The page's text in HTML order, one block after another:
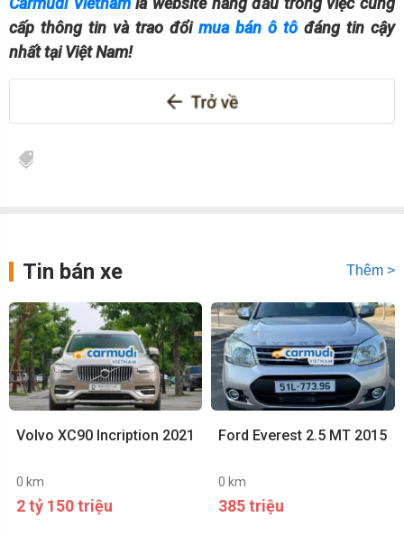
cấp thông tin và trao đổi mua bán ô tô đáng tin cậy
nhất tại Việt Nam!
Tin bán xe Thêm >
Volvo XC90 Incription 2021
0 km
2 tỷ 150 triệu
Ford Everest 2.5 MT 2015
0 km
385 triệu